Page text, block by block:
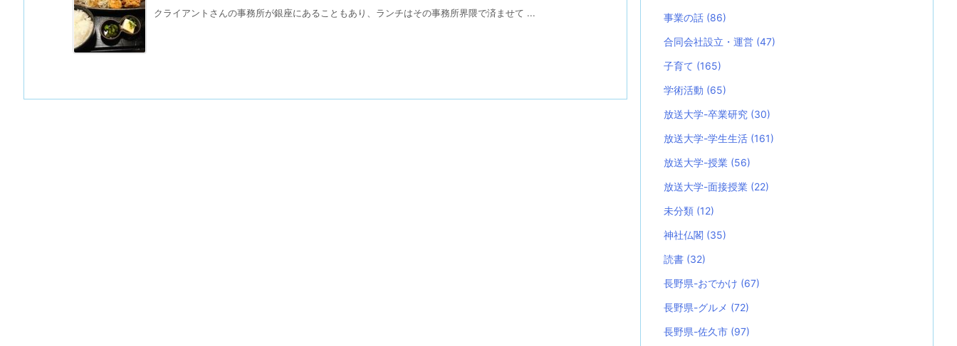
クライアントさんの事務所が銀座にあることもあり、ランチはその事務所界隈で済ませて ...
事業の話 (86)
合同会社設立・運営 (47)
子育て (165)
学術活動 (65)
放送大学-卒業研究 (30)
放送大学-学生生活 (161)
放送大学-授業 (56)
放送大学-面接授業 (22)
未分類 (12)
神社仏閣 (35)
読書 (32)
長野県-おでかけ (67)
長野県-グルメ (72)
長野県-佐久市 (97)